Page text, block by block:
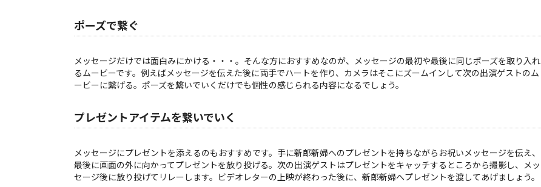
ポーズで繋ぐ
メッセージだけでは面白みにかける・・・。そんな方におすすめなのが、メッセージの最初や最後に同じポーズを取り入れ
るムービーです。例えばメッセージを伝えた後に両手でハートを作り、カメラはそこにズームインして次の出演ゲストのム
ービーに繋げる。ポーズを繋いでいくだけでも個性の感じられる内容になるでしょう。
プレゼントアイテムを繋いでいく
メッセージにプレゼントを添えるのもおすすめです。手に新郎新婦へのプレゼントを持ちながらお祝いメッセージを伝え、
最後に画面の外に向かってプレゼントを放り投げる。次の出演ゲストはプレゼントをキャッチするところから撮影し、メッ
セージ後に放り投げてリレーします。ビデオレターの上映が終わった後に、新郎新婦へプレゼントを渡してあげましょう。